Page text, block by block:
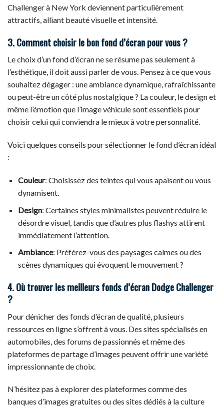
Challenger à New York deviennent particulièrement
attractifs, alliant beauté visuelle et intensité.
3. Comment choisir le bon fond d’écran pour vous ?
Le choix d’un fond d’écran ne se résume pas seulement à
l’esthétique, il doit aussi parler de vous. Pensez à ce que vous
souhaitez dégager : une ambiance dynamique, rafraîchissante
ou peut-être un côté plus nostalgique ? La couleur, le design et
même l’émotion que l’image véhicule sont essentiels pour
choisir celui qui conviendra le mieux à votre personnalité.
Voici quelques conseils pour sélectionner le fond d’écran idéal
:
Couleur: Choisissez des teintes qui vous apaisent ou vous
dynamisent.
Design: Certaines styles minimalistes peuvent réduire le
désordre visuel, tandis que d’autres plus flashys attirent
immédiatement l’attention.
Ambiance: Préférez-vous des paysages calmes ou des
scènes dynamiques qui évoquent le mouvement ?
4. Où trouver les meilleurs fonds d’écran Dodge Challenger
?
Pour dénicher des fonds d’écran de qualité, plusieurs
ressources en ligne s’offrent à vous. Des sites spécialisés en
automobiles, des forums de passionnés et même des
plateformes de partage d’images peuvent offrir une variété
impressionnante de choix.
N’hésitez pas à explorer des plateformes comme des
banques d’images gratuites ou des sites dédiés à la culture